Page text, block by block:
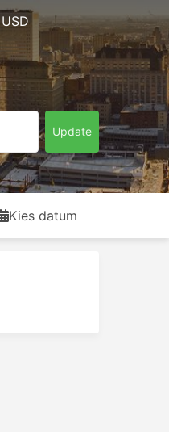
Update
Kies datum